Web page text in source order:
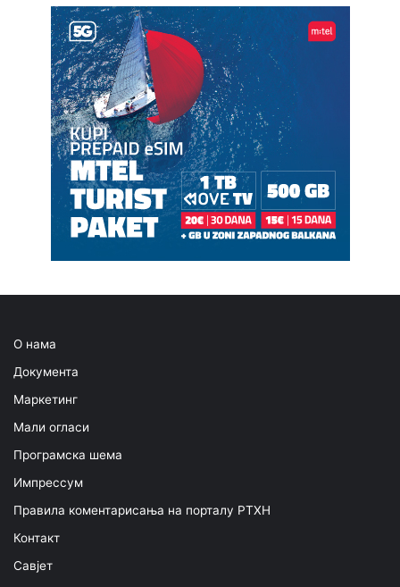
О нама
Документа
Маркетинг
Мали огласи
Програмска шема
Импрессум
Правила коментарисања на порталу РТХН
Контакт
Савјет